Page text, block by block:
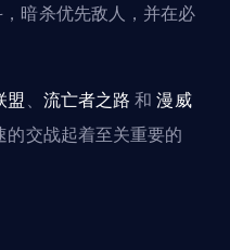
暗杀优先敌人，并在必
盟 、 流亡者之路 和漫威
交战起着至关重要的